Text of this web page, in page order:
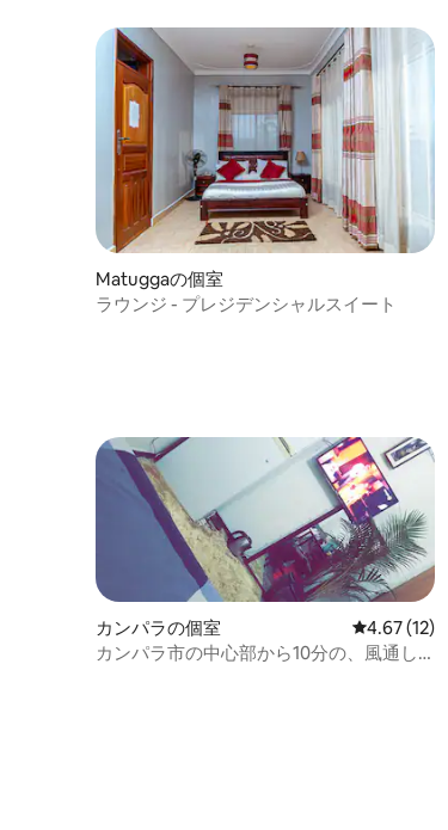
Matuggaの個室
ラウンジ - プレジデンシャルスイート
カンパラの個室 レビュー12
4.67 (12)
カンパラ市の中心部から10分の、風通し